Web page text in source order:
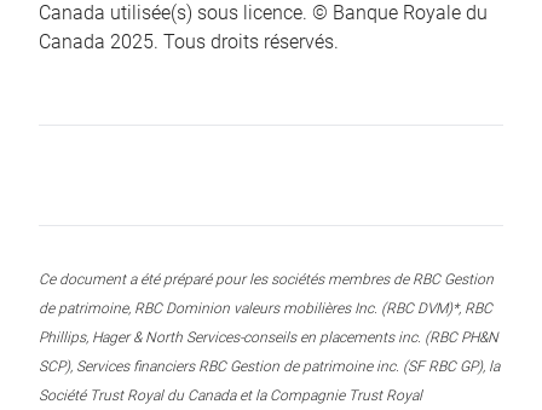
Canada utilisée(s) sous licence. © Banque Royale du
Canada 2025. Tous droits réservés.
Ce document a été préparé pour les sociétés membres de RBC Gestion
de patrimoine, RBC Dominion valeurs mobilières Inc. (RBC DVM)*, RBC
Phillips, Hager & North Services-conseils en placements inc. (RBC PH&N
SCP), Services financiers RBC Gestion de patrimoine inc. (SF RBC GP), la
Société Trust Royal du Canada et la Compagnie Trust Royal